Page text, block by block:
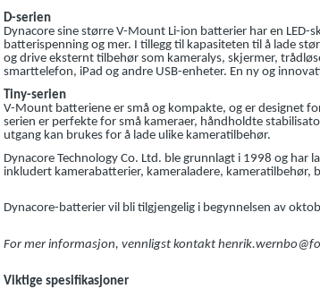
D-serien
Dynacore sine større V-Mount Li-ion batterier har en
batterispenning og mer. I tillegg til kapasiteten til å lade
og drive eksternt tilbehør som kameralys, skjermer,
smarttelefon, iPad og andre USB-enheter. En ny og
Tiny-serien
V-Mount batteriene er små og kompakte, og er designet
serien er perfekte for små kameraer, håndholdte
utgang kan brukes for å lade ulike kameratilbehør.
Dynacore Technology Co. Ltd. ble grunnlagt i 1998 og
inkludert kamerabatterier, kameraladere, kameratilbehør,
Dynacore-batterier vil bli tilgjengelig i begynnelsen av
For mer informasjon, vennligst kontakt
Viktige spesifikasjoner